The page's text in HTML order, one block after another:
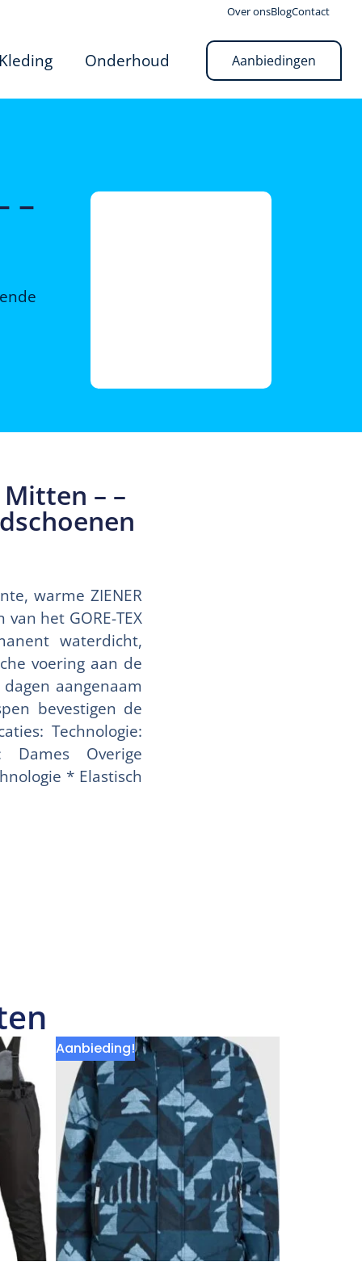
Over onsBlogContact
Kleding Onderhoud Aanbiedingen
–
– –
warme ZIENER
het GORE-TEX
waterdicht,
voering aan de
aangenaam
bevestigen de
Technologie:
Dames Overige
* Elastisch
Aanbieding!